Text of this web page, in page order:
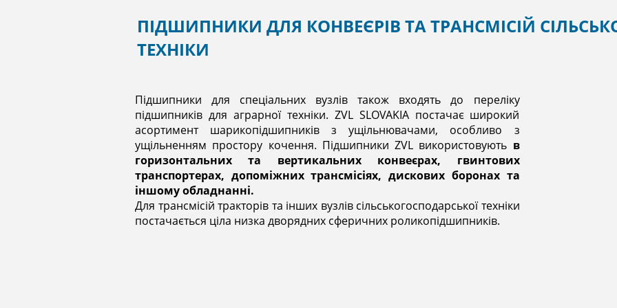
ПІДШИПНИКИ ДЛЯ КОНВЕЄРІВ ТА ТРАНСМІСІЙ
ТЕХНІКИ
Підшипники для спеціальних вузлів також входять до переліку
підшипників для аграрної техніки. ZVL SLOVAKIA постачає широкий
асортимент шарикопідшипників з ущільнювачами, особливо з
ущільненням простору кочення. Підшипники ZVL використовують в
горизонтальних та вертикальних конвеєрах, гвинтових
транспортерах, допоміжних трансмісіях, дискових боронах та
іншому обладнанні.
Для трансмісій тракторів та інших вузлів сільськогосподарської техніки
постачається ціла низка дворядних сферичних роликопідшипників.